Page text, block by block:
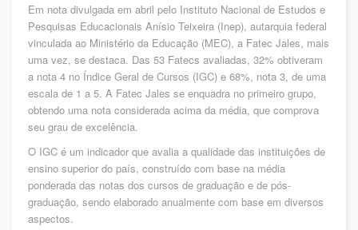
Em nota divulgada em abril pelo Instituto Nacional de Estudos e
Pesquisas Educacionais Anísio Teixeira (Inep), autarquia federal
vinculada ao Ministério da Educação (MEC), a Fatec Jales, mais
uma vez, se destaca. Das 53 Fatecs avaliadas, 32% obtiveram
a nota 4 no Índice Geral de Cursos (IGC) e 68%, nota 3, de uma
escala de 1 a 5. A Fatec Jales se enquadra no primeiro grupo,
obtendo uma nota considerada acima da média, que comprova
seu grau de excelência.
O IGC é um indicador que avalia a qualidade das instituições de
ensino superior do país, construído com base na média
ponderada das notas dos cursos de graduação e de pós-
graduação, sendo elaborado anualmente com base em diversos
aspectos.